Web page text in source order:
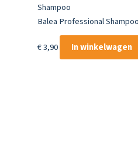
Shampoo
Balea Professional
€3,90 In winkelwagen